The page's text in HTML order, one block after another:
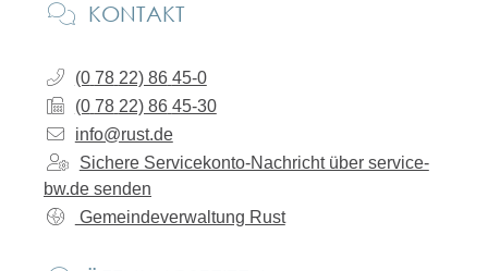
KONTAKT
(0 78 22) 86 45-0
(0 78 22) 86 45-30
info@rust.de
Sichere Servicekonto-Nachricht über service-
bw.de senden
Gemeindeverwaltung Rust